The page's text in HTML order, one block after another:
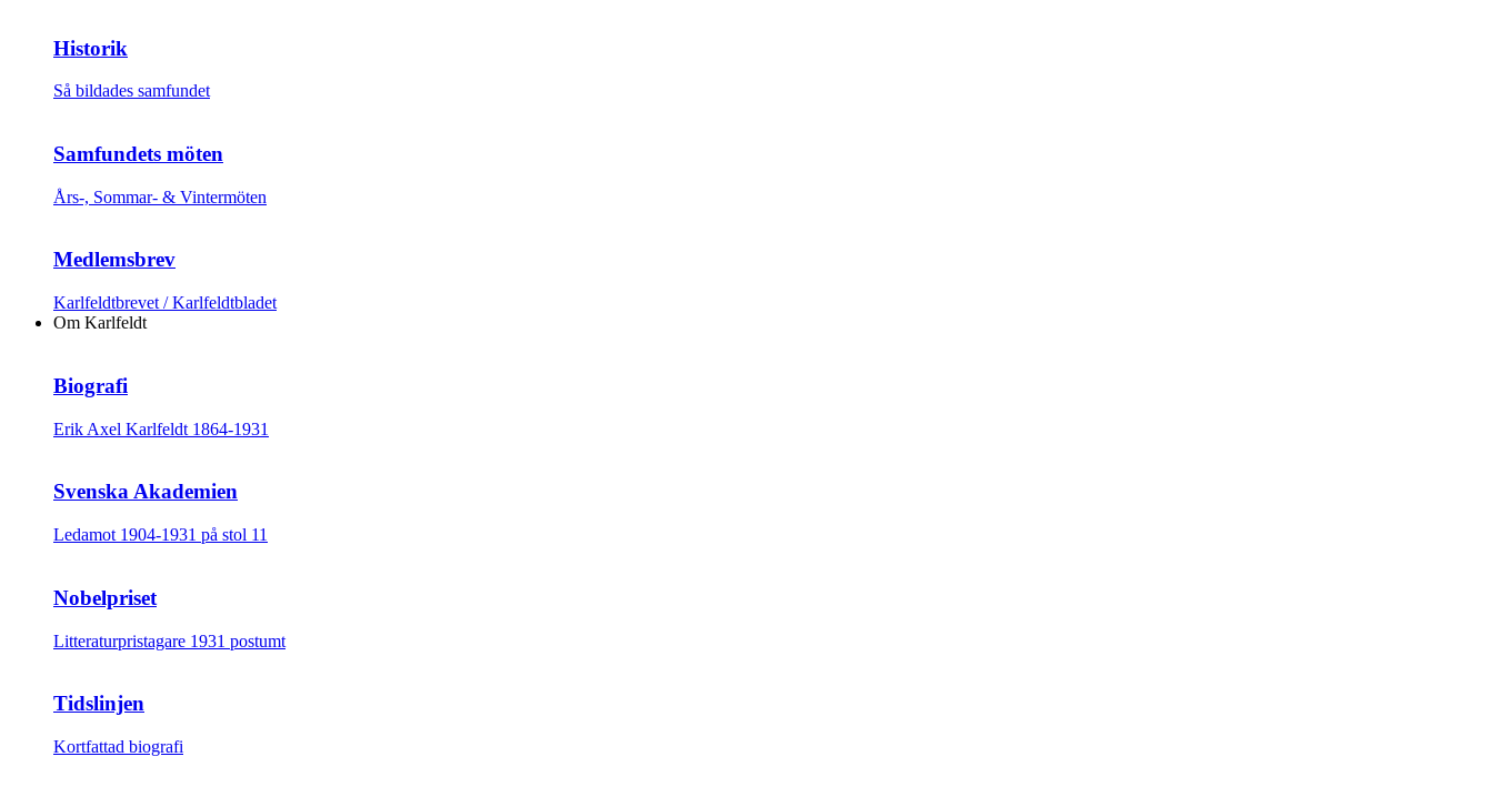
Historik
Så bildades samfundet
Samfundets möten
Års-, Sommar- & Vintermöten
Medlemsbrev
Karlfeldtbrevet / Karlfeldtbladet
Om Karlfeldt
Biografi
Erik Axel Karlfeldt 1864-1931
Svenska Akademien
Ledamot 1904-1931 på stol 11
Nobelpriset
Litteraturpristagare 1931 postumt
Tidslinjen
Kortfattad biografi